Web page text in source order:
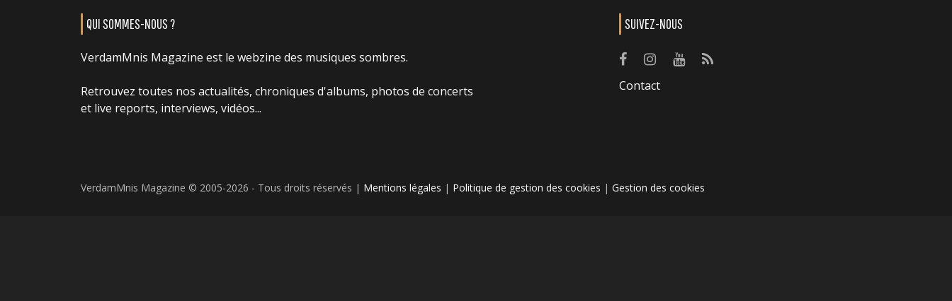
QUI SOMMES-NOUS ?
VerdamMnis Magazine est le webzine des musiques sombres.
Retrouvez toutes nos actualités, chroniques d'albums, photos de concerts
et live reports, interviews, vidéos...
SUIVEZ-NOUS
Contact
VerdamMnis Magazine © 2005-2026 - Tous droits réservés | Mentions légales | Politique de gestion des cookies | Gestion des cookies